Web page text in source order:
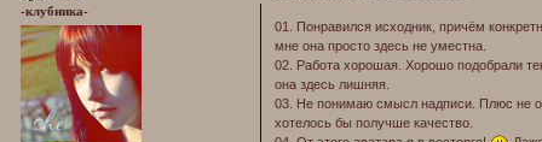
-клубника-
01. Понравился исходник, причём
мне она просто здесь не уместна.
02. Работа хорошая. Хорошо подобрали
она здесь лишняя.
03. Не понимаю смысл надписи. Плюс не
хотелось бы получше качество.